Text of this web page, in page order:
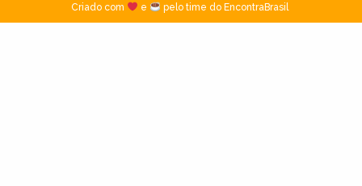
Criado com
e pelo time do EncontraBrasil